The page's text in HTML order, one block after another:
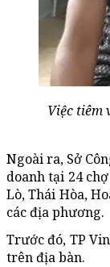
Việc tiêm
Ngoài ra, Sở
doanh tại 24
Lò, Thái Hòa,
các địa phương.
Trước đó, TP
trên địa bàn.